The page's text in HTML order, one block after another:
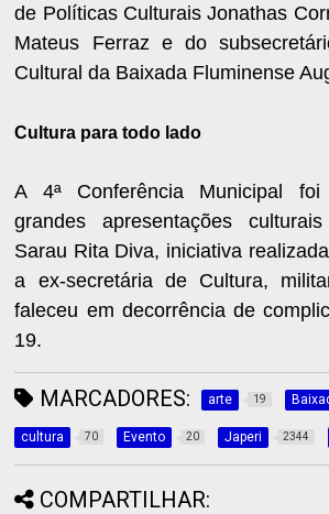
de Políticas Culturais Jonathas
Mateus Ferraz e do
Cultural da Baixada Fluminense
Cultura para todo lado
A 4ª Conferência Municipal foi
grandes apresentações
Sarau Rita Diva, iniciativa
a ex-secretária de Cultura,
faleceu em decorrência de
19.
MARCADORES: arte 19
cultura 70 Evento 20 Japeri 2344
COMPARTILHAR: